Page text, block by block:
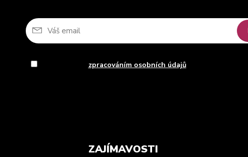
zpracováním osobních údajůza účelem
ZAJÍMAVOSTI